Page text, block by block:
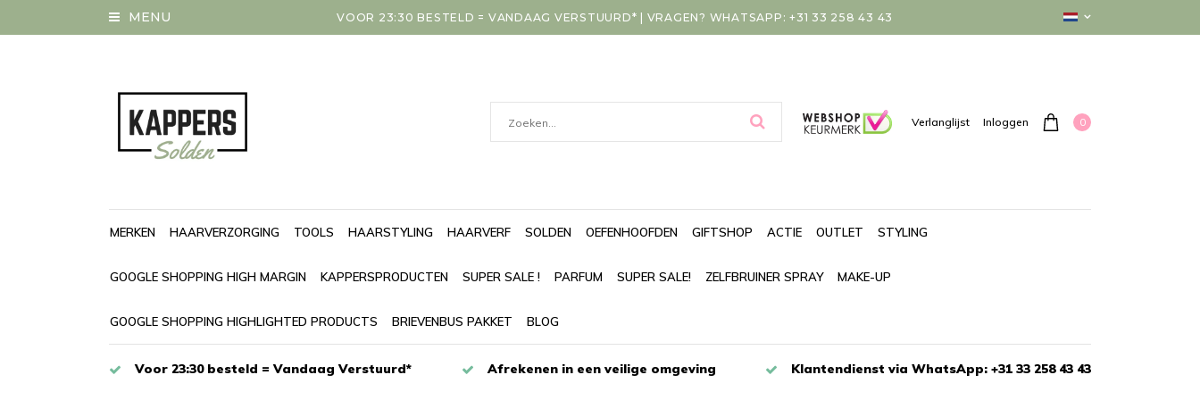
MENU VOOR 23:30 BESTELD = VANDAAG VERSTUURD* | VRAGEN? WHATSAPP: +31 33 258 43 43
Verlanglijst Inloggen 0
MERKEN HAARVERZORGING TOOLS HAARSTYLING HAARVERF SOLDEN OEFENHOOFDEN GIFTSHOP ACTIE OUTLET STYLING
GOOGLE SHOPPING HIGH MARGIN KAPPERSPRODUCTEN SUPER SALE ! PARFUM SUPER SALE! ZELFBRUINER SPRAY MAKE-UP
GOOGLE SHOPPING HIGHLIGHTED PRODUCTS BRIEVENBUS PAKKET BLOG
Voor 23:30 besteld = Vandaag Verstuurd* Afrekenen in een veilige omgeving Klantendienst via WhatsApp: +31 33 258 43 43